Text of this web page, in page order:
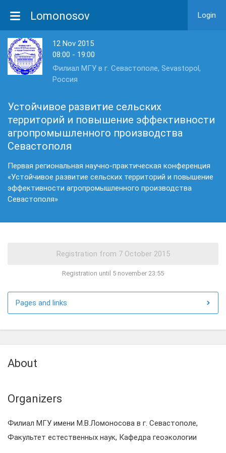
Lomonosov Login
12 Nov 2015
08:00 - 19:00
Филиал МГУ в г. Севастополе, Sevastopol,
Россия
Устойчивое развитие сельских
территорий и повышение эффективности
агропромышленного производства
Севастополя
Первая региональная научно-практическая конференция
«Устойчивое развитие сельских территорий и повышение
эффективности агропромышленного производства
Севастополя»
Registration until 5 november 23:55
Pages and links
About
Organizers
Филиал МГУ имени М.В.Ломоносова в г. Севастополе,
Факультет естественных наук, Кафедра геоэкологии